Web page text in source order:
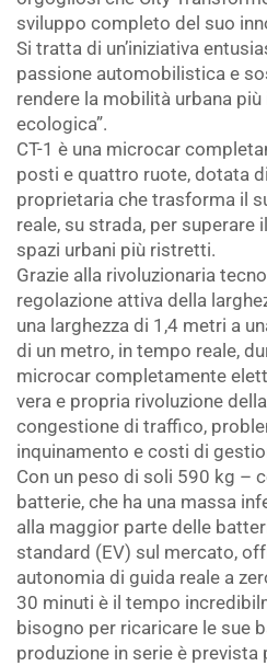
sviluppo completo del suo
Si tratta di un’iniziativa
passione automobilistica e
rendere la mobilità urbana
ecologica”.
CT-1 è una microcar
posti e quattro ruote, dotata
proprietaria che trasforma il
reale, su strada, per
spazi urbani più ristretti.
Grazie alla rivoluzionaria
regolazione attiva della
una larghezza di 1,4 metri a
di un metro, in tempo reale,
microcar completamente
vera e propria rivoluzione
congestione di traffico,
inquinamento e costi di
Con un peso di soli 590 kg –
batterie, che ha una massa
alla maggior parte delle
standard (EV) sul mercato,
autonomia di guida reale a
30 minuti è il tempo
bisogno per ricaricare le sue
produzione in serie è prevista